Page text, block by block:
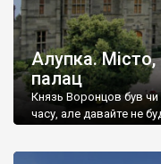
Алупка. Місто,
палац
Князь Воронцов був
часу, але давайте не